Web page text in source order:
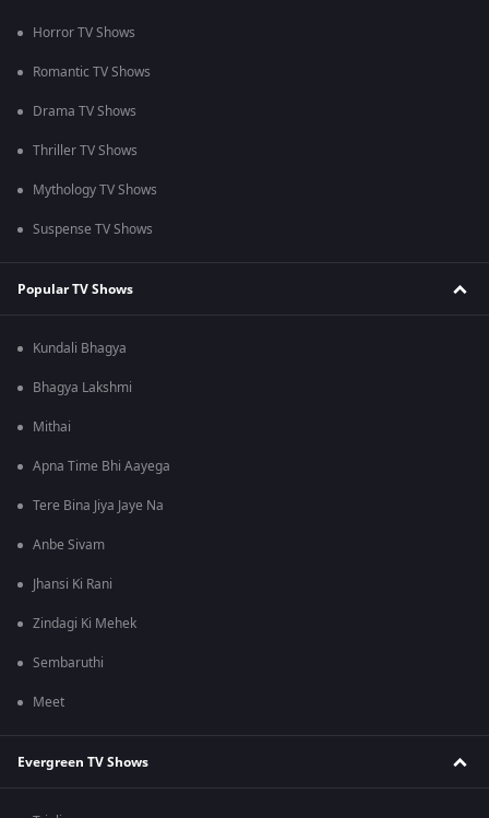
Horror TV Shows
Romantic TV Shows
Drama TV Shows
Thriller TV Shows
Mythology TV Shows
Suspense TV Shows
Popular TV Shows
Kundali Bhagya
Bhagya Lakshmi
Mithai
Apna Time Bhi Aayega
Tere Bina Jiya Jaye Na
Anbe Sivam
Jhansi Ki Rani
Zindagi Ki Mehek
Sembaruthi
Meet
Evergreen TV Shows